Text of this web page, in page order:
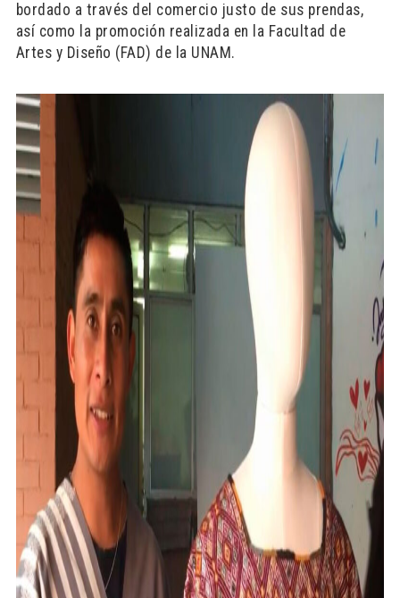
bordado a través del comercio justo de sus prendas,
así como la promoción realizada en la Facultad de
Artes y Diseño (FAD) de la UNAM.